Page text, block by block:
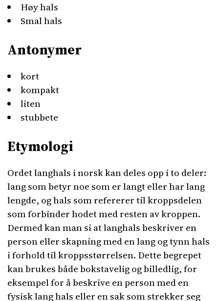
Høy hals
Smal hals
Antonymer
kort
kompakt
liten
stubbete
Etymologi
Ordet langhals i norsk kan deles opp i to deler:
lang som betyr noe som er langt eller har lang
lengde, og hals som refererer til kroppsdelen
som forbinder hodet med resten av kroppen.
Dermed kan man si at langhals beskriver en
person eller skapning med en lang og tynn hals
i forhold til kroppsstørrelsen. Dette begrepet
kan brukes både bokstavelig og billedlig, for
eksempel for å beskrive en person med en
fysisk lang hals eller en sak som strekker seg